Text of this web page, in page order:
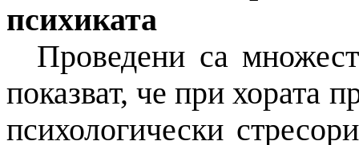
психиката
Проведени са
показват, че при хората
психологически